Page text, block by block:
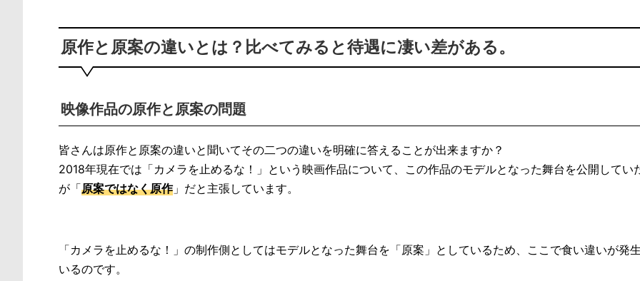
原作と原案の違いとは？比べてみると待遇に凄い差がある。
映像作品の原作と原案の問題
皆さんは原作と原案の違いと聞いてその二つの違いを明確に答えることが出来ますか？
2018年現在では「カメラを止めるな！」という映画作品について、この作品のモデルとなった舞台を公開してい
が「原案ではなく原作」だと主張しています。
「カメラを止めるな！」の制作側としてはモデルとなった舞台を「原案」としているため、ここで食い違いが発
いるのです。